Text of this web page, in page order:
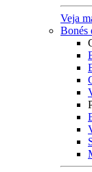
Veja
Bonés